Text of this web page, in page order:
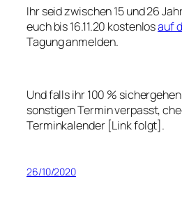
Ihr seid zwischen 15 und 26
euch bis 16.11.20 kostenlosauf
Tagung anmelden.
Und falls ihr 100 %
sonstigen Termin verpasst,
Terminkalender [Link folgt].
26/10/2020